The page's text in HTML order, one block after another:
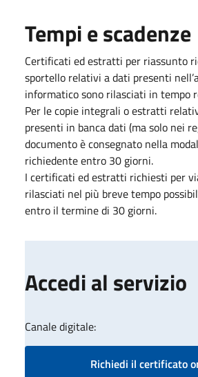
Tempi e scadenze
Certificati ed estratti per riassunto
sportello relativi a dati presenti
informatico sono rilasciati in tempo
Per le copie integrali o estratti
presenti in banca dati (ma solo nei
documento è consegnato nella
richiedente entro 30 giorni.
I certificati ed estratti richiesti per
rilasciati nel più breve tempo
entro il termine di 30 giorni.
Accedi al servizio
Canale digitale:
Richiedi il certificato